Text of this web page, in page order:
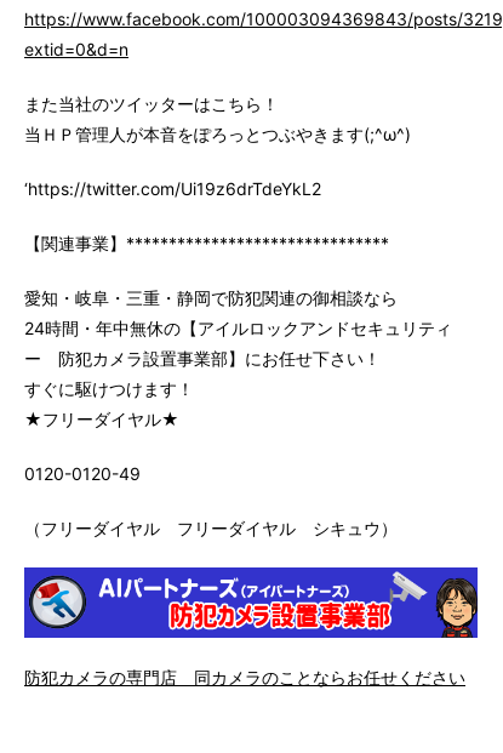
https://www.facebook.com/100003094369843/posts/
extid=0&d=n
また当社のツイッターはこちら！
当ＨＰ管理人が本音をぽろっとつぶやきます(;^ω^)
‘https://twitter.com/Ui19z6drTdeYkL2
【関連事業】*******************************
愛知・岐阜・三重・静岡で防犯関連の御相談なら
24時間・年中無休の【アイルロックアンドセキュリティ
ー 防犯カメラ設置事業部】にお任せ下さい！
すぐに駆けつけます！
★フリーダイヤル★
0120-0120-49
（フリーダイヤル フリーダイヤル シキュウ）
防犯カメラの専門店 同カメラのことならお任せください